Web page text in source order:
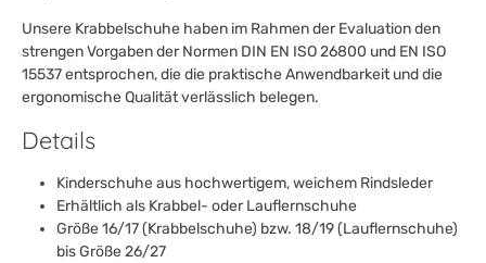
Unsere Krabbelschuhe haben im Rahmen der Evaluation den
strengen Vorgaben der Normen DIN EN ISO 26800 und EN ISO
15537 entsprochen, die die praktische Anwendbarkeit und die
ergonomische Qualität verlässlich belegen.
Details
Kinderschuhe aus hochwertigem, weichem Rindsleder
Erhältlich als Krabbel- oder Lauflernschuhe
Größe 16/17 (Krabbelschuhe) bzw. 18/19 (Lauflernschuhe)
bis Größe 26/27